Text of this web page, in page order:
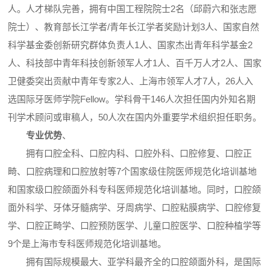
人。人才梯队完善，拥有中国工程院院士2名（邱蔚六和张志愿
院士）、教育部长江学者/青年长江学者奖励计划3人、国家自然
科学基金委创新研究群体负责人1人、国家杰出青年科学基金2
人、科技部中青年科技创新领军人才1人、百千万人才2人、国家
卫健委突出贡献中青年专家2人、上海市领军人才7人，26人入
选国际牙医师学院Fellow。学科骨干146人次担任国内外知名期
刊学术顾问或审稿人，50人次在国内外重要学术组织担任职务。
专业优势、
拥有口腔全科、口腔内科、口腔外科、口腔修复、口腔正
畸、口腔病理和口腔放射等7个国家级住院医师规范化培训基地
和国家级口腔颌面外科专科医师规范化培训基地。同时，口腔颌
面外科学、牙体牙髓病学、牙周病学、口腔粘膜病学、口腔修复
学、口腔正畸学、口腔预防医学、儿童口腔医学、口腔种植学等
9个是上海市专科医师规范化培训基地。
拥有国际规模最大、亚学科最齐全的口腔颌面外科，是国际